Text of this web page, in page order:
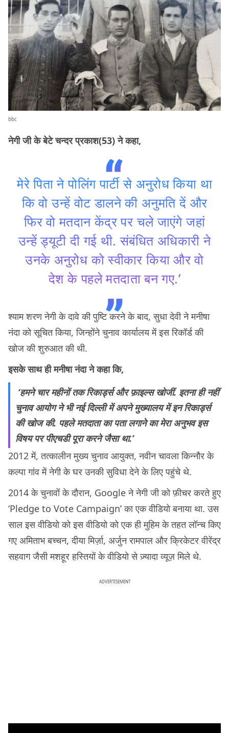
bbc
नेगी जी के बेटे चन्दर प्रकाश(53) ने कहा,
मेरे पिता ने पोलिंग पार्टी से अनुरोध किया था
कि वो उन्हें वोट डालने की अनुमति दें और
फिर वो मतदान केंद्र पर चले जाएंगे जहां
उन्हें ड्यूटी दी गई थी. संबंधित अधिकारी ने
उनके अनुरोध को स्वीकार किया और वो
देश के पहले मतदाता बन गए.’
श्याम शरण नेगी के दावे की पुष्टि करने के बाद, सुधा देवी ने मनीषा
नंदा को सूचित किया, जिन्होंने चुनाव कार्यालय में इस रिकॉर्ड की
खोज की शुरुआत की थी.
इसके साथ ही मनीषा नंदा ने कहा कि,
‘हमने चार महीनों तक रिकार्ड्स और फ़ाइल्स खोजीं. इतना ही नहीं
चुनाव आयोग ने भी नई दिल्ली में अपने मुख्यालय में इन रिकार्ड्स
की खोज की. पहले मतदाता का पता लगाने का मेरा अनुभव इस
विषय पर पीएचडी पूरा करने जैसा था.’
2012 में, तत्कालीन मुख्य चुनाव आयुक्त, नवीन चावला किन्नौर के
कल्पा गांव में नेगी के घर उनकी सुविधा देने के लिए पहुंचे थे.
2014 के चुनावों के दौरान, Google ने नेगी जी को फ़ीचर करते हुए
‘Pledge to Vote Campaign’ का एक वीडियो बनाया था. उस
साल इस वीडियो को इस वीडियो को एक ही मुहिम के तहत लॉन्च किए
गए अमिताभ बच्चन, दीया मिर्ज़ा, अर्जुन रामपाल और क्रिकेटर वीरेंद्र
सहवाग जैसी मशहूर हस्तियों के वीडियो से ज़्यादा व्यूज़ मिले थे.
ADVERTISEMENT